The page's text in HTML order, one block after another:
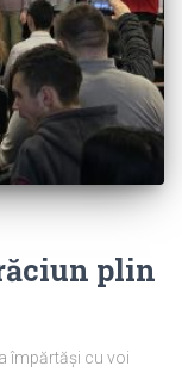
plin
împărtăși cu voi